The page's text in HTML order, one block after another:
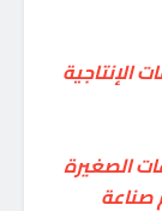
الإنتاجية
الصغيرة
لدعم صناعة